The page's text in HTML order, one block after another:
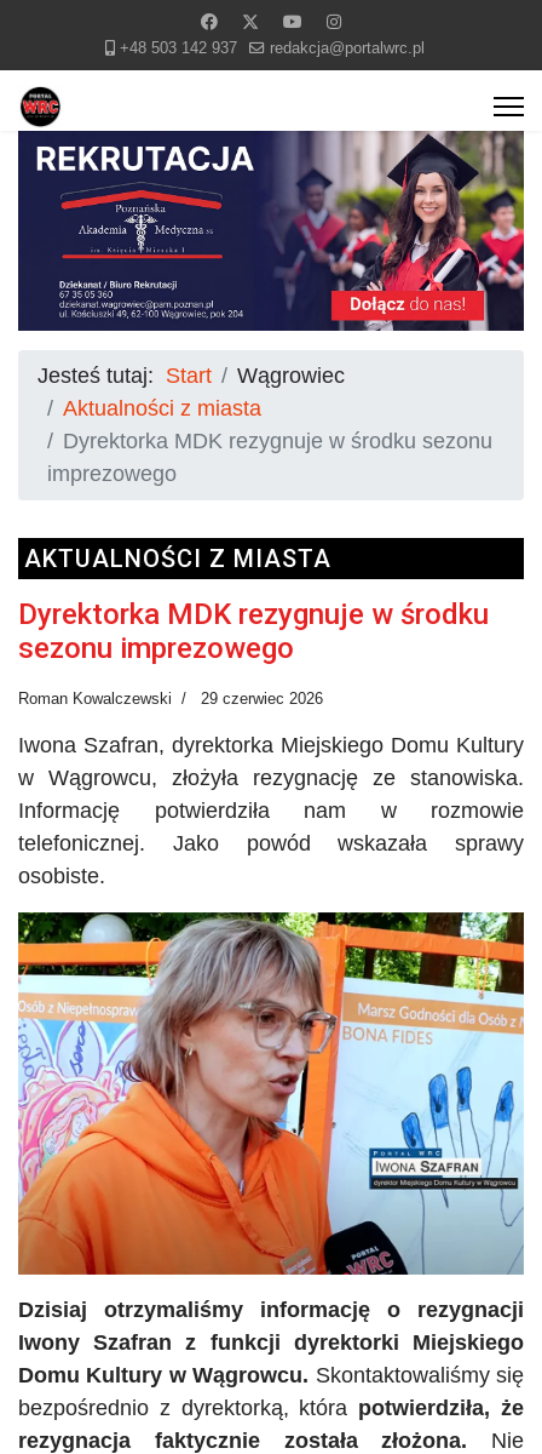
+48 503 142 937 redakcja@portalwrc.pl
Jesteś tutaj: Start
Wągrowiec
Aktualności z miasta
Dyrektorka MDK rezygnuje w środku sezonu
imprezowego
AKTUALNOŚCI Z MIASTA
Dyrektorka MDK rezygnuje w środku
sezonu imprezowego
Roman Kowalczewski 29 czerwiec 2026
Iwona Szafran, dyrektorka Miejskiego Domu Kultury
w Wągrowcu, złożyła rezygnację ze stanowiska.
Informację potwierdziła nam w rozmowie
telefonicznej. Jako powód wskazała sprawy
osobiste.
Dzisiaj otrzymaliśmy informację o rezygnacji
Iwony Szafran z funkcji dyrektorki Miejskiego
Domu Kultury w Wągrowcu. Skontaktowaliśmy się
bezpośrednio z dyrektorką, która potwierdziła, że
rezygnacja faktycznie została złożona. Nie